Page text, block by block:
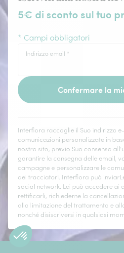
5€ di sconto sul tuo
* Campi obbligatori
Indirizzo email *
Confermare la
Interflora raccoglie il Suo indirizzo
comunicazioni personalizzate in
nostro sito, previo Suo consenso
garantire la consegna delle email,
campagne e personalizzare le
dei tracciatori. Interflora può
social network. Lei può accedere ai
rettificarli, richiederne la
alla limitazione del trattamento e
nonché disiscriversi in qualsiasi